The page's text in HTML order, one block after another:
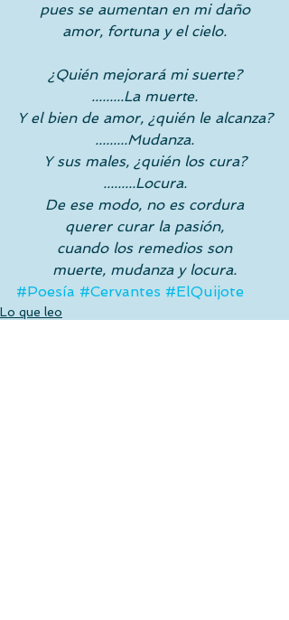
pues se aumentan en mi daño
amor, fortuna y el cielo.
¿Quién mejorará mi suerte?
.........La muerte.
Y el bien de amor, ¿quién le alcanza?
.........Mudanza.
Y sus males, ¿quién los cura?
.........Locura.
De ese modo, no es cordura
querer curar la pasión,
cuando los remedios son
muerte, mudanza y locura.
#Poesía #Cervantes #ElQuijote
Lo que leo